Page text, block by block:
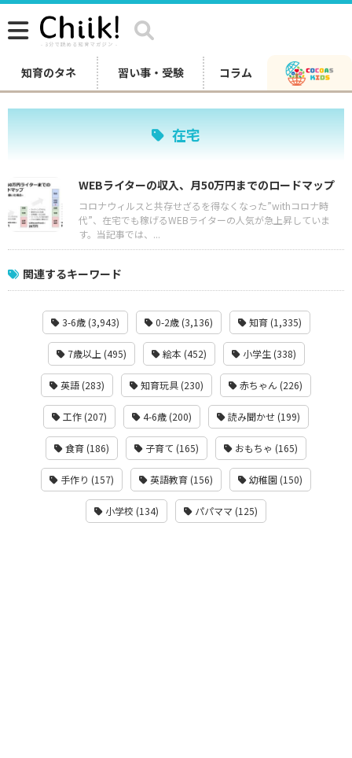
知育のタネ 習い事・受験 コラム
在宅
WEBライターの収入、月50万円までのロードマップ
コロナウィルスと共存せざるを得なくなった”withコロナ時
代”、在宅でも稼げるWEBライターの人気が急上昇していま
す。当記事では、...
関連するキーワード
3-6歳 (3,943) 0-2歳 (3,136) 知育 (1,335)
7歳以上 (495) 絵本 (452) 小学生 (338)
英語 (283) 知育玩具 (230) 赤ちゃん (226)
工作 (207) 4-6歳 (200) 読み聞かせ (199)
食育 (186) 子育て (165) おもちゃ (165)
手作り (157) 英語教育 (156) 幼稚園 (150)
小学校 (134) パパママ (125)